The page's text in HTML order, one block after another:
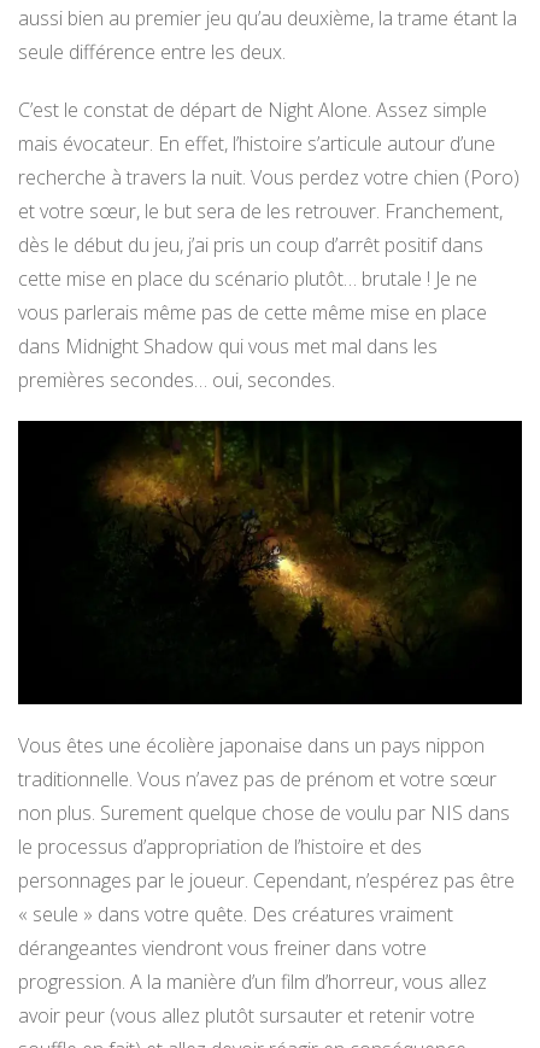
aussi bien au premier jeu qu’au deuxième, la trame étant la
seule différence entre les deux.
C’est le constat de départ de Night Alone. Assez simple
mais évocateur. En effet, l’histoire s’articule autour d’une
recherche à travers la nuit. Vous perdez votre chien (Poro)
et votre sœur, le but sera de les retrouver. Franchement,
dès le début du jeu, j’ai pris un coup d’arrêt positif dans
cette mise en place du scénario plutôt… brutale ! Je ne
vous parlerais même pas de cette même mise en place
dans Midnight Shadow qui vous met mal dans les
premières secondes… oui, secondes.
Vous êtes une écolière japonaise dans un pays nippon
traditionnelle. Vous n’avez pas de prénom et votre sœur
non plus. Surement quelque chose de voulu par NIS dans
le processus d’appropriation de l’histoire et des
personnages par le joueur. Cependant, n’espérez pas être
« seule » dans votre quête. Des créatures vraiment
dérangeantes viendront vous freiner dans votre
progression. A la manière d’un film d’horreur, vous allez
avoir peur (vous allez plutôt sursauter et retenir votre